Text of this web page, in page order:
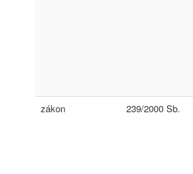
zákon
239/2000 Sb.